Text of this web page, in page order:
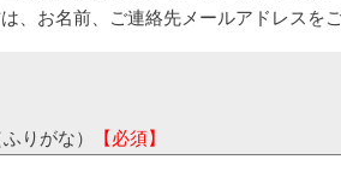
、お名前、ご連絡先メールアドレスを
りがな） 【必須】